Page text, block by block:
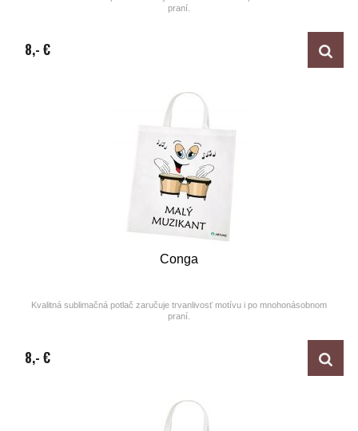
praní.
8,- €
Conga
Kvalitná sublimačná potlač zaručuje trvanlivosť motívu i po mnohonásobnom
praní.
8,- €